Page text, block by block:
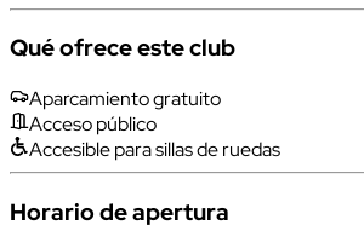
Qué ofrece este club
Aparcamiento gratuito
Acceso público
Accesible para sillas de ruedas
Horario de apertura